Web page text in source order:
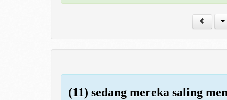
(11) sedang mereka saling